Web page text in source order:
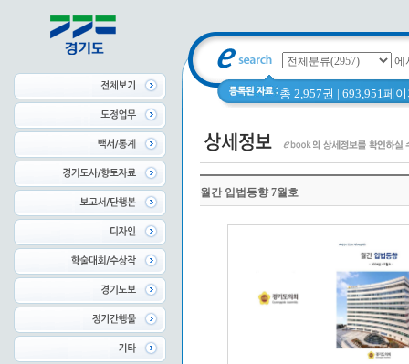
에
총 2,957권 | 693,951페
월간 입법동향 7월호